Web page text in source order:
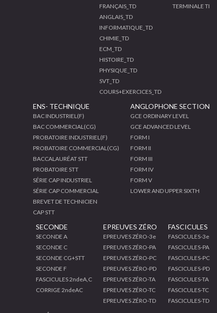
FRANÇAIS_TD
ANGLAIS_TD
INFORMATIQUE_TD
CHIMIE_TD
ECM_TD
HISTOIRE_TD
PHYSIQUE_TD
SVT_TD
COURS+EXERCICES_TD
TERMINALE TI
ENS- TECHNIQUE
BAC INDUSTRIEL(F)
BAC COMMERCIAL(CG)
PROBATOIRE INDUSTRIEL(F)
PROBATOIRE COMMERCIAL(CG)
BACCALAURÉAT STT
PROBATOIRE STT
SÉRIE CAP INDUSTRIEL
SÉRIE CAP COMMERCIAL
BREVET DE TECHNICIEN
CAP STT
ANGLOPHONE SECTION
GCE ORDINARY LEVEL
GCE ADVANCED LEVEL
FORM I
FORM II
FORM III
FORM IV
FORM V
LOWER AND UPPER SIXTH
SECONDE
SECONDE A
SECONDE C
SECONDE CG+STT
SECONDE F
FASCICULES 2ndeA,C
CORRIGE 2ndeAC
EPREUVES ZÉRO
EPREUVES ZÉRO-3e
EPREUVES ZÉRO-PA
EPREUVES ZÉRO-PC
EPREUVES ZÉRO-PD
EPREUVES ZÉRO-TA
EPREUVES ZÉRO-TC
EPREUVES ZÉRO-TD
FASCICULES
FASCICULES-3e
FASCICULES-PA
FASCICULES-PC
FASCICULES-PD
FASCICULES-TA
FASCICULES-TC
FASCICULES-TD